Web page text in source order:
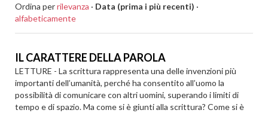
Ordina perrilevanza · Data (prima i più recenti) ·
alfabeticamente
IL CARATTERE DELLA PAROLA
LETTURE - La scrittura rappresenta una delle invenzioni più
importanti dell’umanità, perché ha consentito all’uomo la
possibilità di comunicare con altri uomini, superando i limiti di
tempo e di spazio. Ma come si è giunti alla scrittura? Come si è